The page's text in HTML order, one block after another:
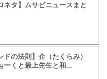
ネタ】ムサビニュースまと
ドの法則】企（たくらみ）
ーくと最上先生と和...